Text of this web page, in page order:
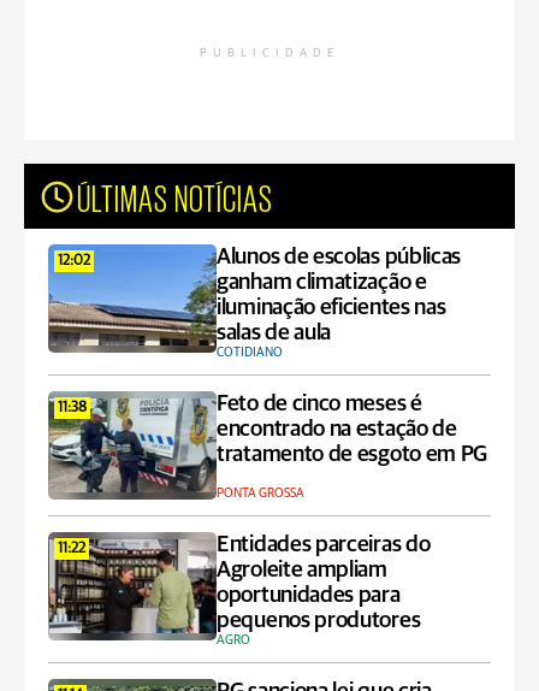
PUBLICIDADE
ÚLTIMAS NOTÍCIAS
12:02
Alunos de escolas públicas
ganham climatização e
iluminação eficientes nas
salas de aula
COTIDIANO
11:38
Feto de cinco meses é
encontrado na estação de
tratamento de esgoto em PG
PONTA GROSSA
11:22
Entidades parceiras do
Agroleite ampliam
oportunidades para
pequenos produtores
AGRO